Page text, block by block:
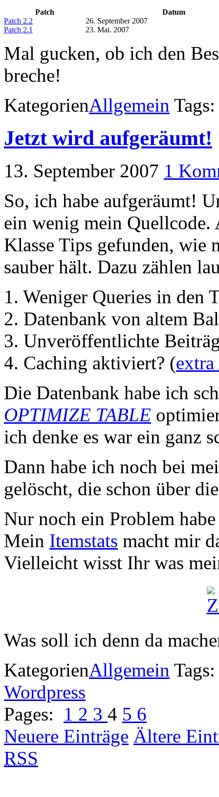
Patch
Datum
Patch 2.2
26. September 2007
Patch 2.1
23. Mai. 2007
Mal gucken, ob ich den
breche!
KategorienAllgemein
Jetzt wird aufgeräumt!
13. September 2007 1
So, ich habe aufgeräumt!
ein wenig mein
Klasse Tips gefunden, wie
sauber hält. Dazu zählen
1. Weniger Queries in den
2. Datenbank von altem
3. Unveröffentlichte
4. Caching aktiviert? (
Die Datenbank habe ich
OPTIMIZE TABLE
ich denke es war ein ganz
Dann habe ich noch bei
gelöscht, die schon über
Nur noch ein Problem
Mein Itemstats macht mir
Vielleicht wisst Ihr was
Was soll ich denn da
KategorienAllgemein
Wordpress
Pages:
1 2 3 4 5 6
Neuere Einträge Ältere
RSS